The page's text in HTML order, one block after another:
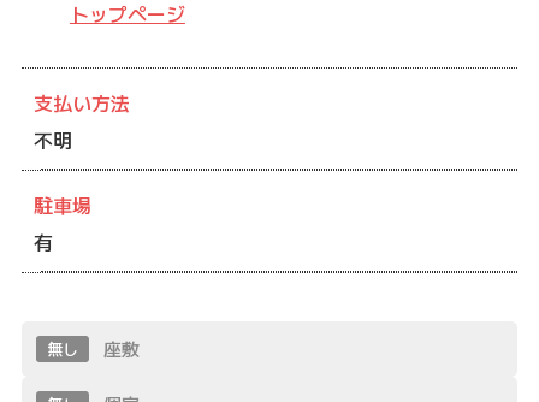
トップページ
支払い方法
不明
駐車場
有
無し 座敷